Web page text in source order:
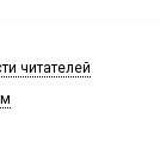
читателей